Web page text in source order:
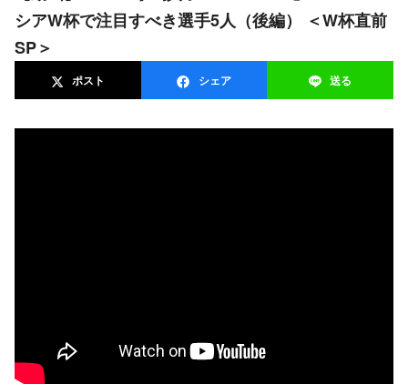
シアW杯で注目すべき選手5人（後編） ＜W杯直前
SP＞
ポスト シェア 送る